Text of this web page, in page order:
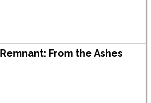
Remnant: From the Ashes